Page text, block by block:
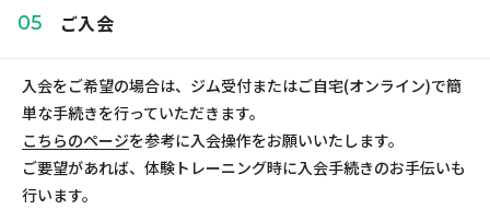
05 ご入会
入会をご希望の場合は、ジム受付またはご自宅(オンライン)で簡
単な手続きを行っていただきます。
こちらのページを参考に入会操作をお願いいたします。
ご要望があれば、体験トレーニング時に入会手続きのお手伝いも
行います。